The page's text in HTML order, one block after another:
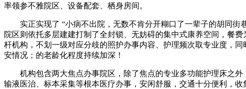
率领参不雅院区、设备配套、栖身房间。
实正实现了 “小病不出院，无数不肯分开糊口了一辈子的胡同街
院区则依托多层建建打制了全封锁、无妨碍的集中式康养空间，餐
杆机构，不划一级对应分歧的照护办事内容、护理频次取专业度，
安情况；的老龄化程度持续加深！
机构包含两大焦点办事院区，除了焦点的专业多功能护理床之外
输液医治、标本采集等根本医疗办事，安闲舒服，交通十分便利，